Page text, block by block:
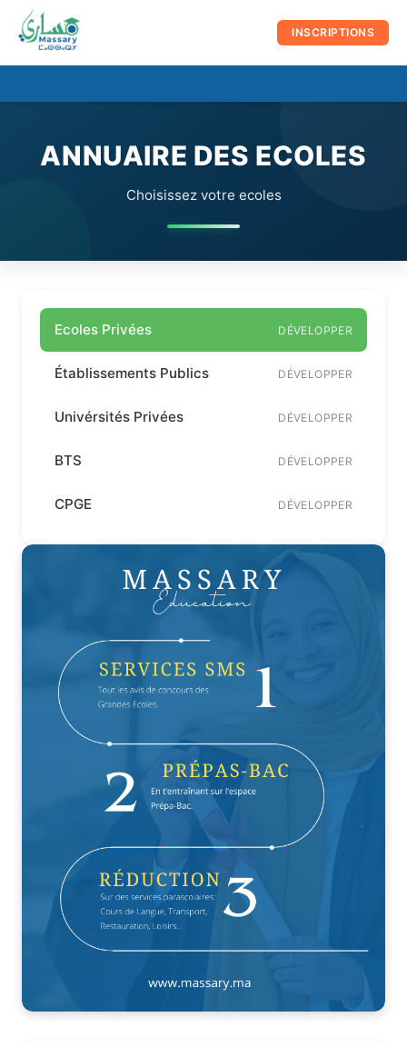
contenu
INSCRIPTIONS
ANNUAIRE DES ECOLES
Choisissez votre ecoles
Ecoles Privées DÉVELOPPER
Établissements Publics DÉVELOPPER
Univérsités Privées DÉVELOPPER
BTS DÉVELOPPER
CPGE DÉVELOPPER